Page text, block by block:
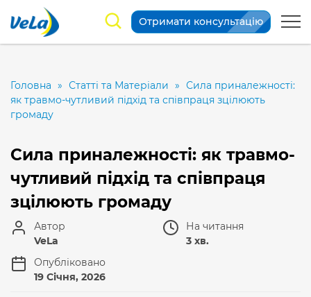
Отримати консультацію
Головна » Статті та Матеріали » Сила приналежності:
як травмо-чутливий підхід та співпраця зцілюють
громаду
Сила приналежності: як травмо-
чутливий підхід та співпраця
зцілюють громаду
Автор
VeLa
На читання
3 хв.
Опубліковано
19 Січня, 2026